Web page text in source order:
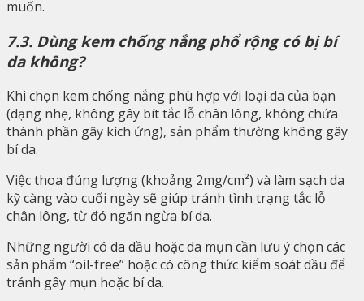
muốn.
7.3. Dùng kem chống nắng phổ rộng có bị bí
da không?
Khi chọn kem chống nắng phù hợp với loại da của bạn
(dạng nhẹ, không gây bít tắc lỗ chân lông, không chứa
thành phần gây kích ứng), sản phẩm thường không gây
bí da.
Việc thoa đúng lượng (khoảng 2mg/cm²) và làm sạch da
kỹ càng vào cuối ngày sẽ giúp tránh tình trạng tắc lỗ
chân lông, từ đó ngăn ngừa bí da.
Những người có da dầu hoặc da mụn cần lưu ý chọn các
sản phẩm “oil-free” hoặc có công thức kiểm soát dầu để
tránh gây mụn hoặc bí da.